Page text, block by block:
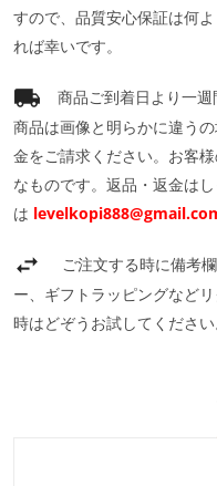
すので、品質安心保証は何
れば幸いです。
商品ご到着日より一
商品は画像と明らかに違う
金をご請求ください。お客
なものです。返品・返金は
は
ご注文する時に備考
ー、ギフトラッピングなど
時はどぞうお試してください